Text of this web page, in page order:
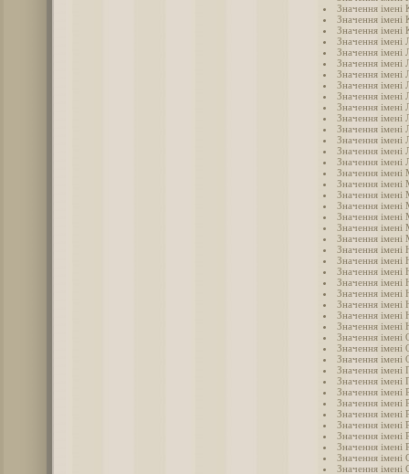
Значення імені
Значення імені
Значення імені
Значення імені
Значення імені
Значення імені
Значення імені
Значення імені
Значення імені
Значення імені
Значення імені
Значення імені
Значення імені
Значення імені
Значення імені
Значення імені
Значення імені
Значення імені
Значення імені
Значення імені
Значення імені
Значення імені
Значення імені
Значення імені
Значення імені
Значення імені
Значення імені
Значення імені
Значення імені
Значення імені
Значення імені
Значення імені
Значення імені
Значення імені
Значення імені
Значення імені
Значення імені
Значення імені
Значення імені
Значення імені
Значення імені
Значення імені
Значення імені